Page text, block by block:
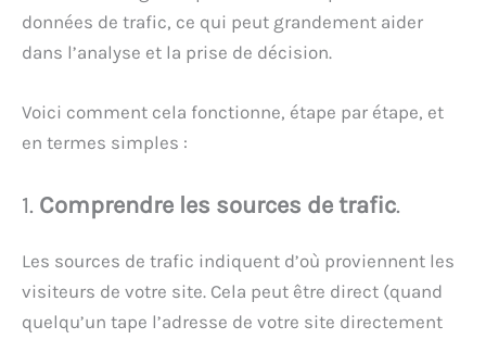
données de trafic, ce qui peut grandement aider
dans l’analyse et la prise de décision.
Voici comment cela fonctionne, étape par étape, et
en termes simples :
1. Comprendre les sources de trafic.
Les sources de trafic indiquent d’où proviennent les
visiteurs de votre site. Cela peut être direct (quand
quelqu’un tape l’adresse de votre site directement